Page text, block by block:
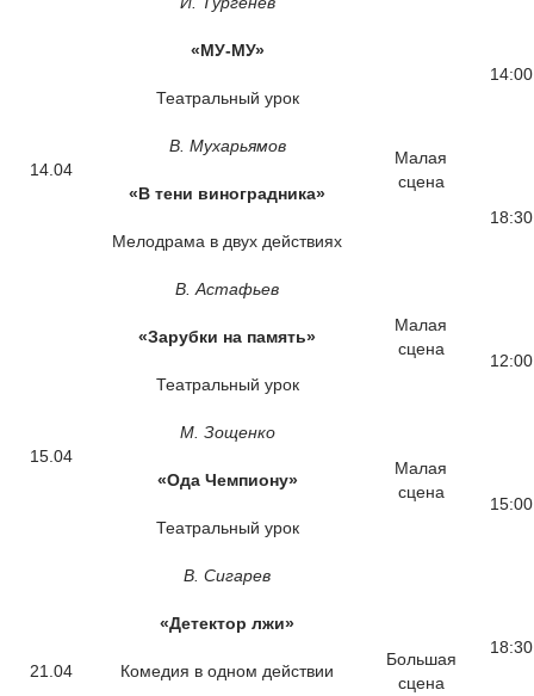
14.04
«МУ-МУ»
Театральный урок
Малая
сцена
14:00
В. Мухарьямов
«В тени виноградника»
Мелодрама в двух действиях
18:30
15.04
В. Астафьев
«Зарубки на память»
Театральный урок
Малая
сцена
12:00
М. Зощенко
«Ода Чемпиону»
Театральный урок
Малая
сцена
15:00
21.04
В. Сигарев
«Детектор лжи»
Комедия в одном действии
Большая
сцена
18:30